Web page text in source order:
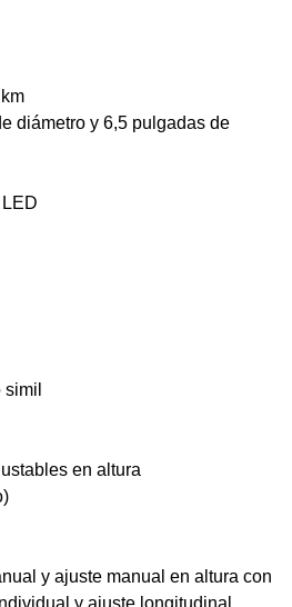
diámetro y 6,5 pulgadas de
en altura
y ajuste manual en altura con
y ajuste longitudinal